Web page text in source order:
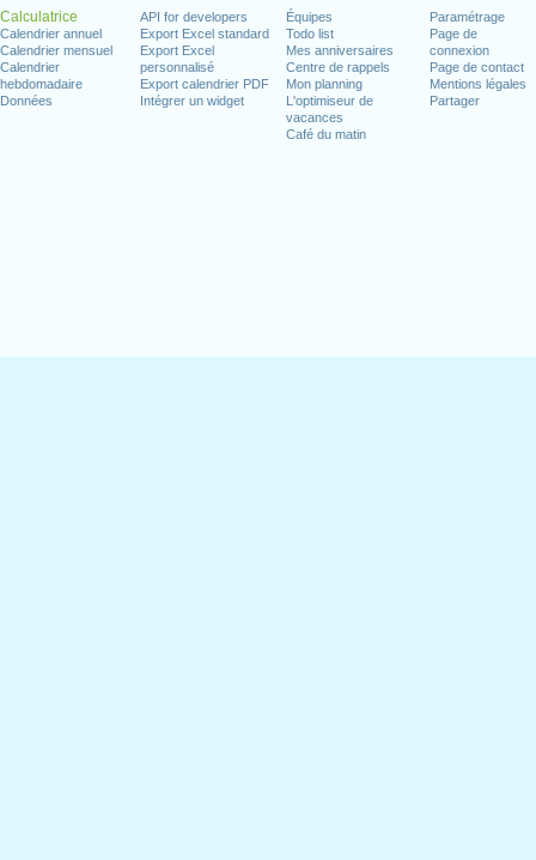
Calculatrice
Calendrier annuel
Calendrier mensuel
Calendrier
hebdomadaire
Données
API for developers
Export Excel standard
Export Excel
personnalisé
Export calendrier PDF
Intégrer un widget
Équipes
Todo list
Mes anniversaires
Centre de rappels
Mon planning
L'optimiseur de
vacances
Café du matin
Paramétrage
Page de
connexion
Page de contact
Mentions légales
Partager